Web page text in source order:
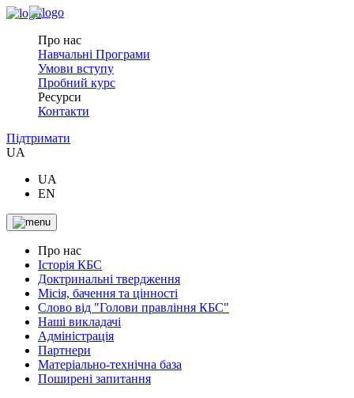
Про нас
Навчальні Програми
Умови вступу
Пробний курс
Ресурси
Контакти
Підтримати
UA
UA
EN
Про нас
Історія КБС
Доктринальні твердження
Місія, бачення та цінності
Слово від "Голови правління КБС"
Наші викладачі
Адміністрація
Партнери
Матеріально-технічна база
Поширені запитання